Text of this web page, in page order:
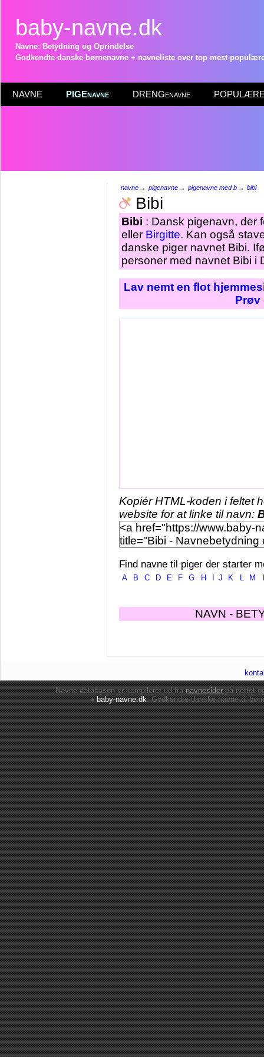
baby-navne.dk
Navne: Betydning og Oprindelse
Godkendte danske børnenavne + navneliste over top mest
NAVNE PIGEnavne DRENGenavne POPULÆRE
navne→ pigenavne→ pigenavne med b→ bibi
Bibi
Bibi : Dansk pigenavn, der
eller Birgitte. Kan også
danske piger navnet Bibi.
personer med navnet Bibi i
Lav nemt en flot
Prøv
Kopiér HTML-koden i feltet
website for at linke til navn:
Find navne til piger der starter
A B C D E F G H J K L M
NAVN -
Navne-databasen er kompileret ud franavnesiderpå nettet
•baby-navne.dk: Godkendte danskenavne til børn